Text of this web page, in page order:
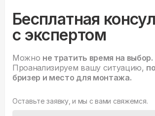
Бесплатная
с экспертом
Можно не тратить время на выбор.
Проанализируем вашу ситуацию,
бризер и место для монтажа.
Оставьте заявку, и мы с вами свяжемся.